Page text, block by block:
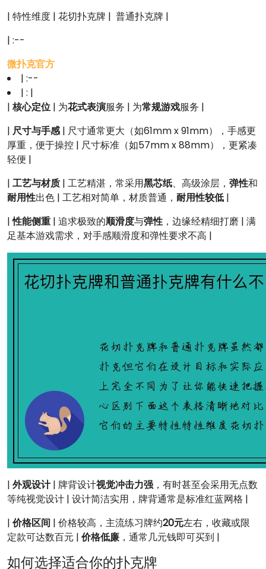
| 特性维度 | 花切扑克牌 | ‍‍‍ 普通扑克牌 |
| :--
微扑克官方
| :--
| : |
| 核心定位| 为花式表演服务 | 为常规游戏服务 |
| 尺寸与手感| 尺寸通常更大（如61mm x 91mm），手感更
厚重，便于操控 | 尺寸标准（如57mm x 88mm），更紧凑
轻便 |
| 工艺与材质 | 工艺精湛，常采用黑芯纸、高级涂层， 弹性和
耐用性出色 | 工艺相对简单，材质普通， 耐用性较低 |
|性能侧重 | 追求极致的顺滑度与弹性，边缘经精细打磨 | 满
足基本游戏需求，对手感顺滑度和弹性要求不高 |
| 外观设计| 牌背设计视觉冲击力强，有时甚至会采用无点数
等纯视觉设计 | 设计简洁实用，牌背通常是标准红蓝网格 |
| 价格区间 | 价格较高，主流练习牌约20元左右，收藏或限
定款可达数百元 | 价格低廉 ，通常几元钱即可买到 |
如何选择适合你的扑克牌